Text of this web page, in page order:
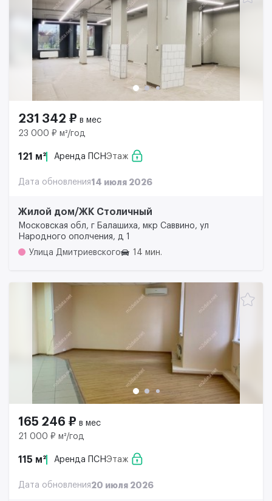
231 342 ₽ в мес
23 000 ₽ м²/год
121 м² Аренда ПСНЭтаж
Дата обновления14 июля 2026
Жилой дом/ЖК Столичный
Московская обл, г Балашиха, мкр Саввино, ул
Народного ополчения, д 1
Улица Дмитриевского
14 мин.
165 246 ₽ в мес
21 000 ₽ м²/год
115 м² Аренда ПСНЭтаж
Дата обновления20 июля 2026